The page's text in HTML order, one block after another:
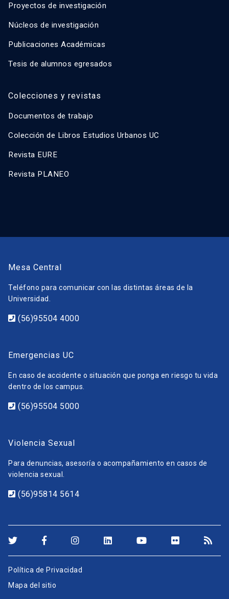
Proyectos de investigación
Núcleos de investigación
Publicaciones Académicas
Tesis de alumnos egresados
Colecciones y revistas
Documentos de trabajo
Colección de Libros Estudios Urbanos UC
Revista EURE
Revista PLANEO
Mesa Central
Teléfono para comunicar con las distintas áreas de la
Universidad.
(56)95504 4000
Emergencias UC
En caso de accidente o situación que ponga en riesgo tu vida
dentro de los campus.
(56)95504 5000
Violencia Sexual
Para denuncias, asesoría o acompañamiento en casos de
violencia sexual.
(56)95814 5614
Política de Privacidad
Mapa del sitio